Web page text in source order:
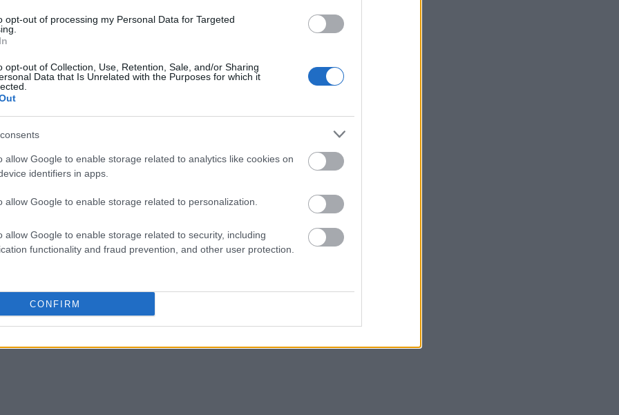
opt-out of processing my Personal Data for Targeted
opt-out of Collection, Use, Retention, Sale, and/or Sharing
Data that Is Unrelated with the Purposes for which it
allow Google to enable storage related to analytics like cookies on
identifiers in apps.
allow Google to enable storage related to personalization.
allow Google to enable storage related to security, including
functionality and fraud prevention, and other user protection.
CONFIRM
Brakuje czegoś w haśle?
abonenci Dobrego słownika.
SPRAWDŹ